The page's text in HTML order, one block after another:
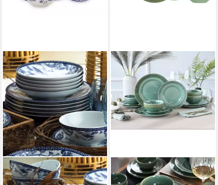
Fast ausverkauft
HERMIA CONCEPT
Geschirr-Set Kütahya
CREATABLE
Teller-Set Celadon, Teller Set